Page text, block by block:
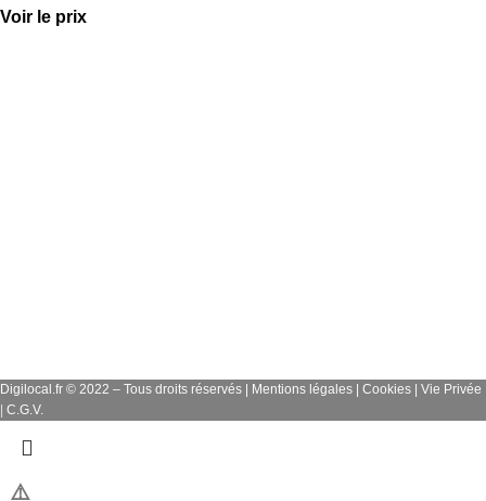
Voir le prix
Digilocal.fr © 2022 – Tous droits réservés | Mentions légales Cookies
Vie Privée
C.G.V.
⚠️